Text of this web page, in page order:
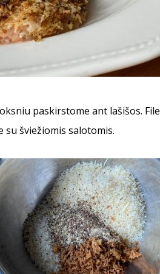
paskirstome ant lašišos. File
su šviežiomis salotomis.